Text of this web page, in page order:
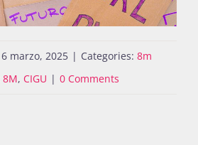
6 marzo, 2025 | Categories: 8m
8M, CIGU | 0 Comments